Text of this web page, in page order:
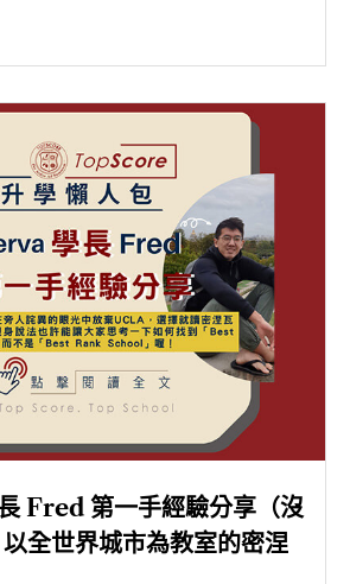
一下人氣，快跟著 Edgar 學長一起
Fred 第一手經驗分享（沒
全世界城市為教室的密涅